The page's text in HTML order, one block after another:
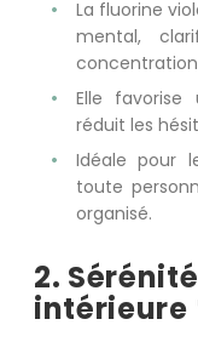
La fluorine
mental,
Elle
réduit les
Idéale pour
toute
organisé.
2.
intérieure